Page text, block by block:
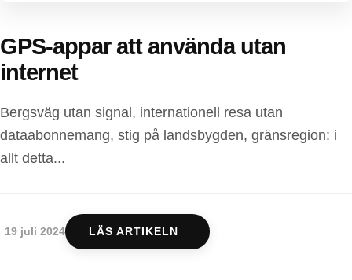
GPS-appar att använda utan
internet
Bergsväg utan signal, internationell resa utan
dataabonnemang, stig på landsbygden, gränsregion: i
allt detta...
19 juli 2024 LÄS ARTIKELN